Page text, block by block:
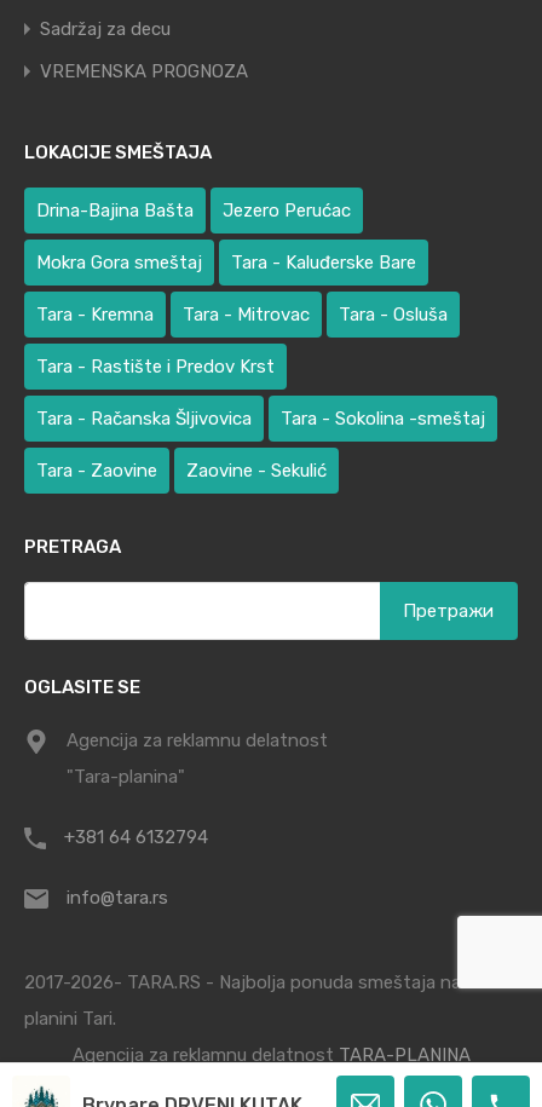
Sadržaj za decu
VREMENSKA PROGNOZA
LOKACIJE SMEŠTAJA
Drina-Bajina Bašta Jezero Perućac
Mokra Gora smeštaj Tara - Kaluđerske Bare
Tara - Kremna Tara - Mitrovac Tara - Osluša
Tara - Rastište i Predov Krst
Tara - Račanska Šljivovica Tara - Sokolina -smeštaj
Tara - Zaovine Zaovine - Sekulić
PRETRAGA
OGLASITE SE
Agencija za reklamnu delatnost
"Tara-planina"
+381 64 6132794
info@tara.rs
2017-2026- TARA.RS - Najbolja ponuda smeštaja na
planini Tari.
Agencija za reklamnu delatnost TARA-PLANINA